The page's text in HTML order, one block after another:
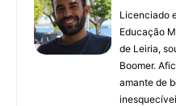
Licenciado
Educação
de Leiria,
Boomer.
amante de